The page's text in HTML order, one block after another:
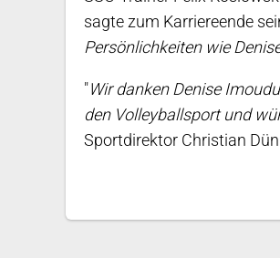
sagte zum Karriereende
Persönlichkeiten wie
"Wir danken Denise
den Volleyballsport und
Sportdirektor Christian